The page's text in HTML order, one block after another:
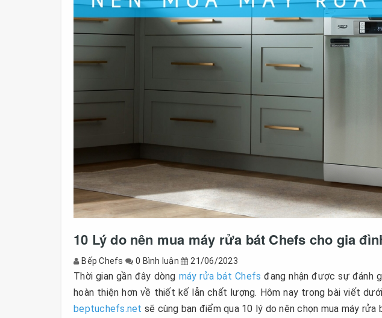
10 Lý do nên mua máy rửa bát Chefs cho gia
Bếp Chefs 0 Bình luận 21/06/2023
Thời gian gần đây dòng máy rửa bát Chefs đang nhận được sự đánh
hoàn thiện hơn về thiết kế lẫn chất lượng. Hôm nay trong bài viết
beptuchefs.net sẽ cùng bạn điểm qua 10 lý do nên chọn mua máy